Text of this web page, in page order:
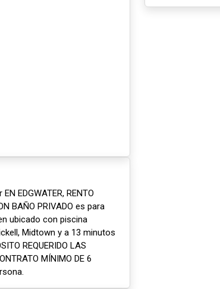
EDGWATER, RENTO
BAÑO PRIVADO es para
ubicado con piscina
Midtown y a 13 minutos
REQUERIDO LAS
MÍNIMO DE 6